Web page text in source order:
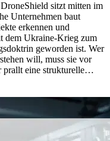
sitzt mitten im
Unternehmen baut
erkennen und
dem Ukraine-Krieg zum
geworden ist. Wer
will, muss sie vor
prallt eine strukturelle…